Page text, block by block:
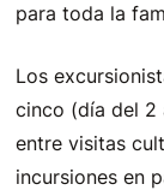
para toda la
Los
cinco (día del 2
entre visitas
incursiones en